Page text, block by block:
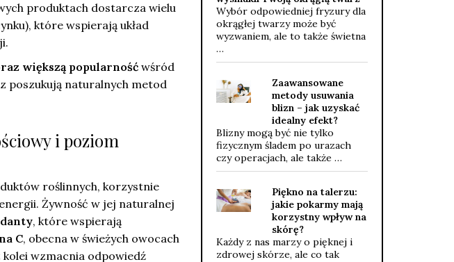
produktach dostarcza wielu
które wspierają układ
większą popularność wśród
poszukują naturalnych metod
i poziom
roślinnych, korzystnie
Żywność w jej naturalnej
, które wspierają
C, obecna w świeżych owocach
wzmacnia odpowiedź
Wybór odpowiedniej fryzury dla
okrągłej twarzy może być
wyzwaniem, ale to także świetna
…
Zaawansowane
metody usuwania
blizn – jak uzyskać
idealny efekt?
Blizny mogą być nie tylko
fizycznym śladem po urazach
czy operacjach, ale także …
Piękno na talerzu:
jakie pokarmy mają
korzystny wpływ na
skórę?
Każdy z nas marzy o pięknej i
zdrowej skórze, ale co tak